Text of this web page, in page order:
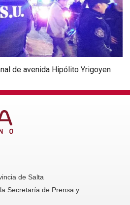
de avenida Hipólito Yrigoyen
de Salta
Secretaría de Prensa y